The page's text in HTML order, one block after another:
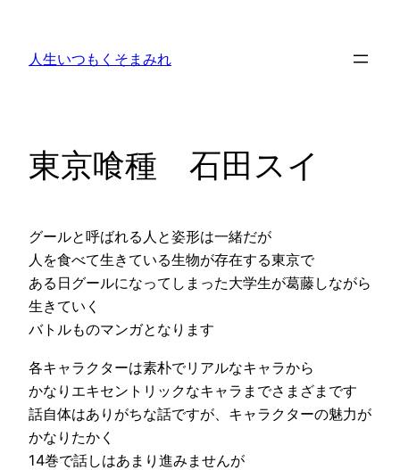
人生いつもくそまみれ
東京喰種 石田スイ
グールと呼ばれる人と姿形は一緒だが
人を食べて生きている生物が存在する東京で
ある日グールになってしまった大学生が葛藤しながら
生きていく
バトルものマンガとなります
各キャラクターは素朴でリアルなキャラから
かなりエキセントリックなキャラまでさまざまです
話自体はありがちな話ですが、キャラクターの魅力が
かなりたかく
14巻で話しはあまり進みませんが